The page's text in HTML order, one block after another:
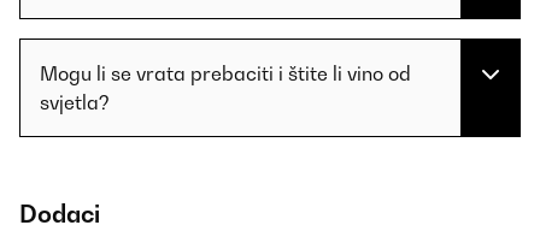
Mogu li se vrata prebaciti i štite li vino od
svjetla?
Dodaci